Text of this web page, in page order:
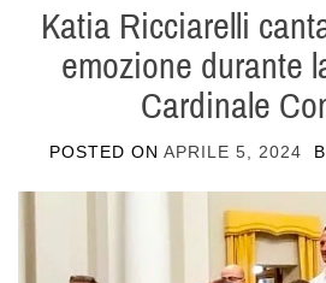
Katia Ricciarelli
emozione durante
Cardinale
POSTED ON APRILE 5, 2024